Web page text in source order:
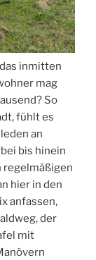
inmitten
mag
So
fühlt es
an
bis hinein
regelmäßigen
hier in den
anfassen,
der
mit